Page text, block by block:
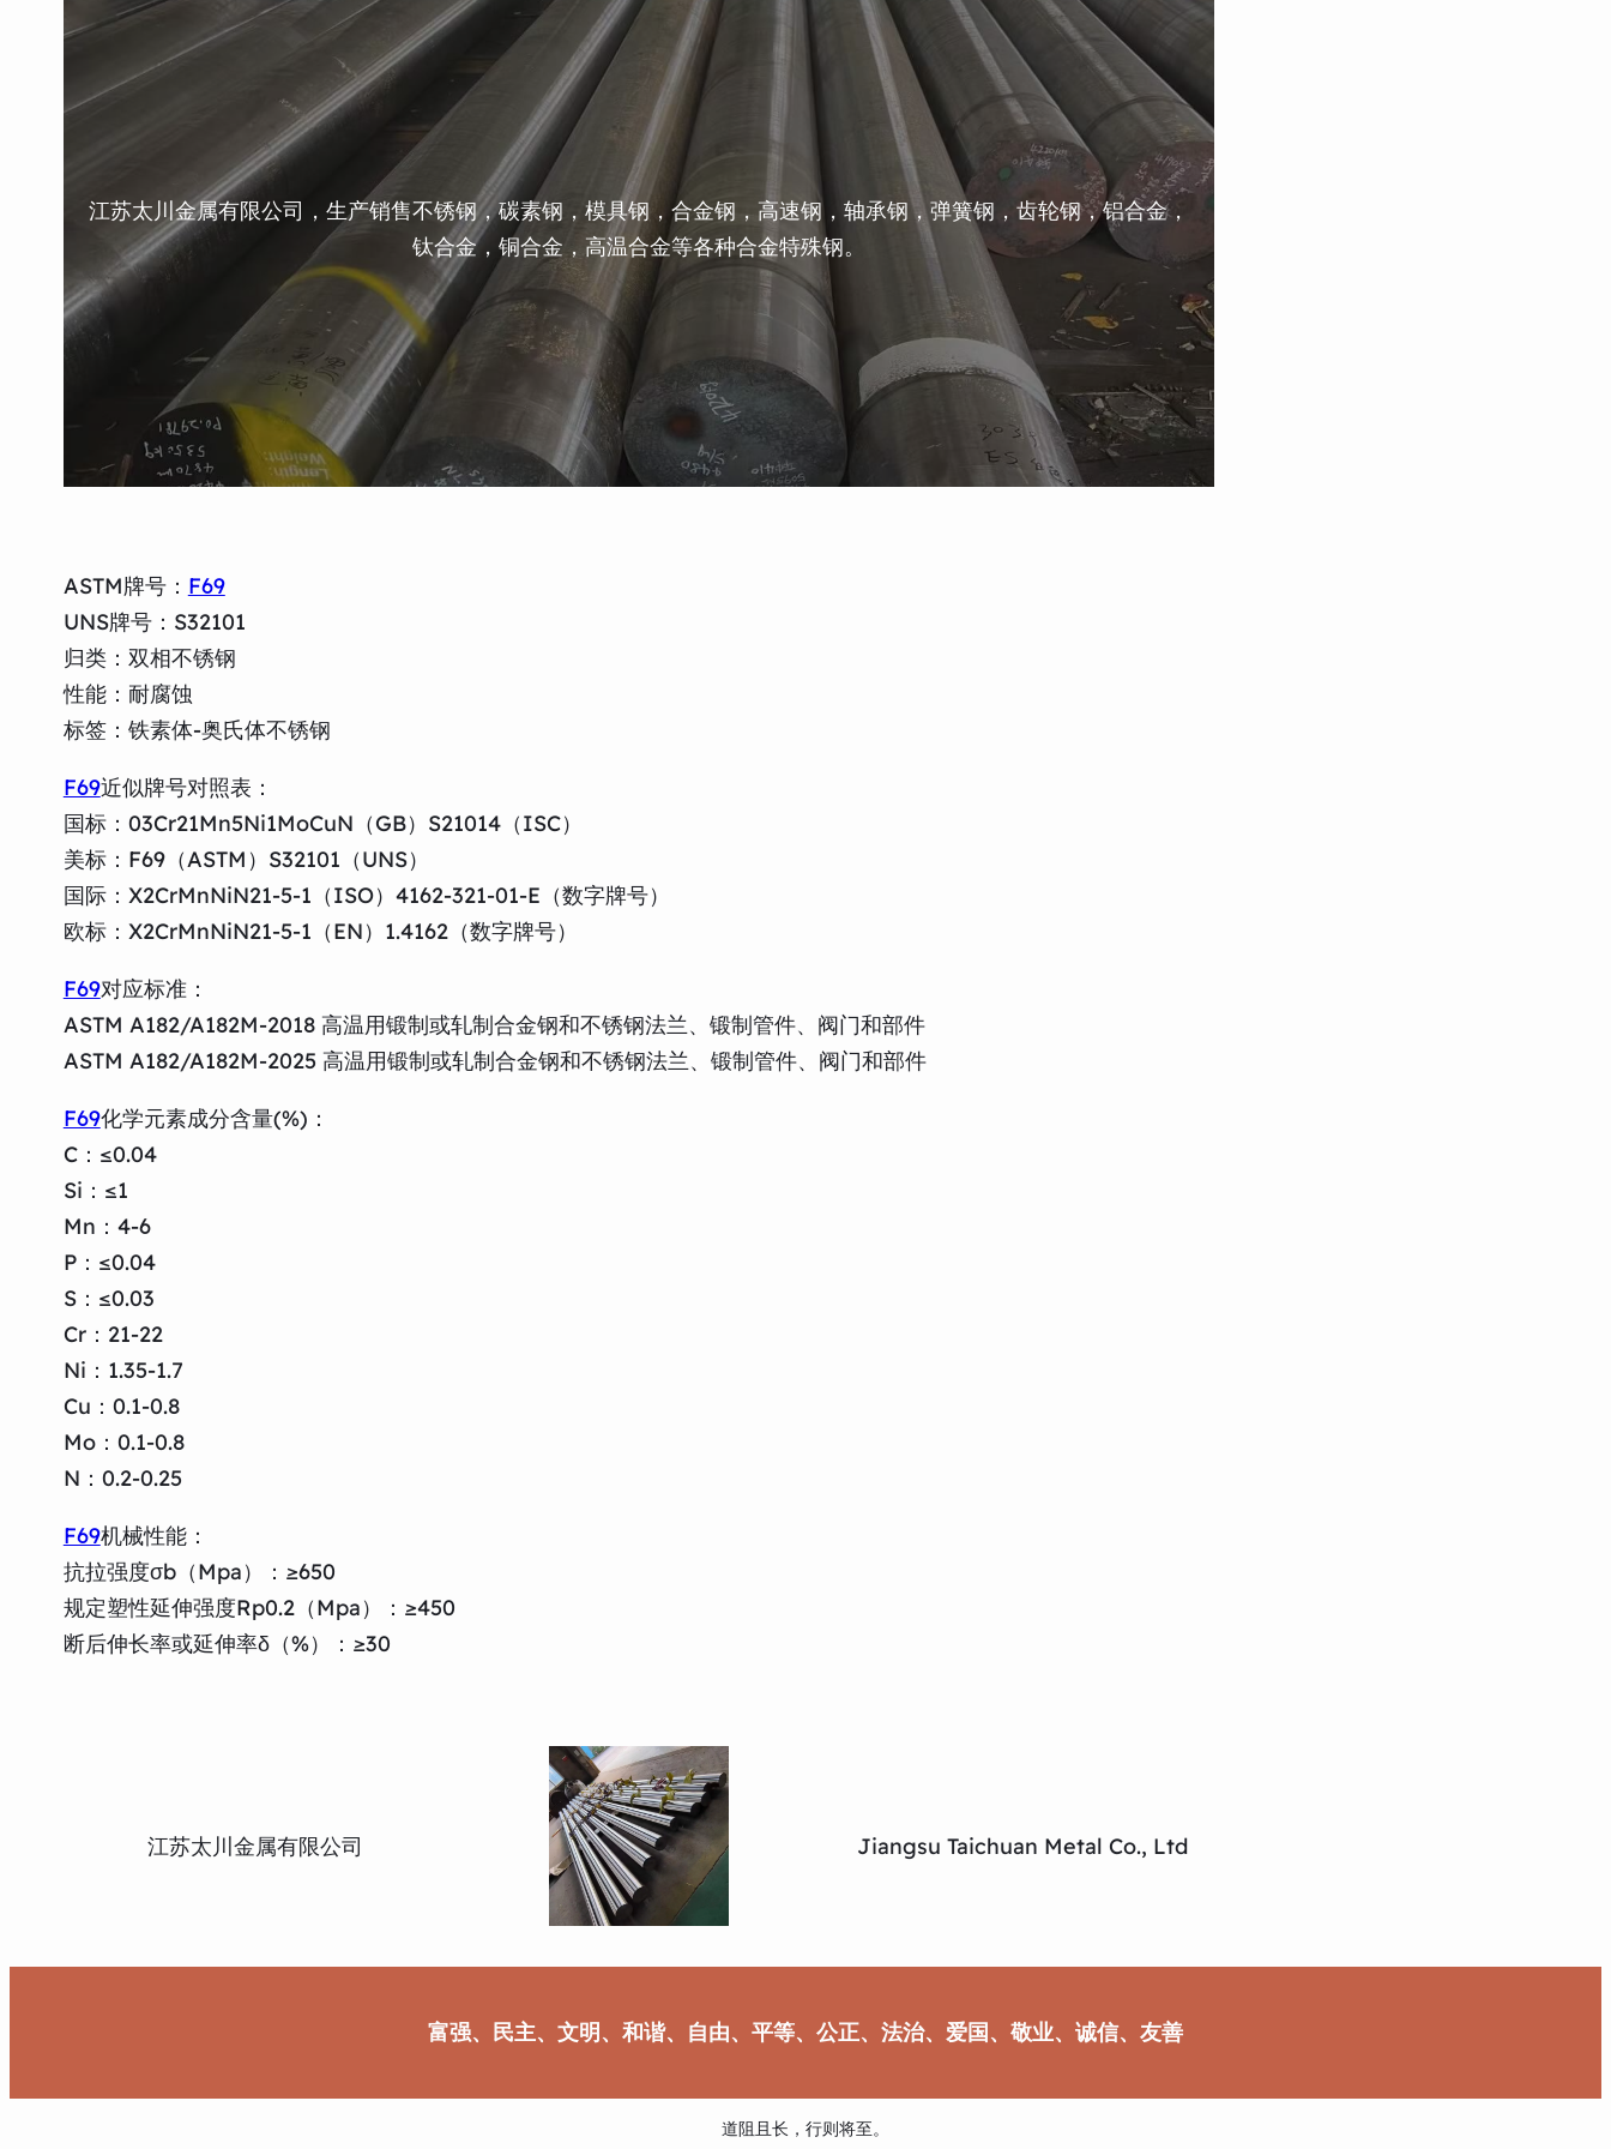
江苏太川金属有限公司，生产销售不锈钢，碳素钢，模具钢，合金钢，高速钢，轴承钢，弹簧钢，齿轮钢，铝合金，
钛合金，铜合金，高温合金等各种合金特殊钢。
ASTM牌号： F69
UNS牌号：S32101
归类：双相不锈钢
性能：耐腐蚀
标签：铁素体-奥氏体不锈钢
F69近似牌号对照表：
国标：03Cr21Mn5Ni1MoCuN（GB）S21014（ISC）
美标：F69（ASTM）S32101（UNS）
国际：X2CrMnNiN21-5-1（ISO）4162-321-01-E（数字牌号）
欧标：X2CrMnNiN21-5-1（EN）1.4162（数字牌号）
F69对应标准：
ASTM A182/A182M-2018 高温用锻制或轧制合金钢和不锈钢法兰、锻制管件、阀门和部件
ASTM A182/A182M-2025 高温用锻制或轧制合金钢和不锈钢法兰、锻制管件、阀门和部件
F69化学元素成分含量(%)：
C：≤0.04
Si：≤1
Mn：4-6
P：≤0.04
S：≤0.03
Cr：21-22
Ni：1.35-1.7
Cu：0.1-0.8
Mo：0.1-0.8
N：0.2-0.25
F69机械性能：
抗拉强度σb（Mpa）：≥650
规定塑性延伸强度Rp0.2（Mpa）：≥450
断后伸长率或延伸率δ（%）：≥30
江苏太川金属有限公司 Jiangsu Taichuan Metal Co., Ltd
富强、民主、文明、和谐、自由、平等、公正、法治、爱国、敬业、诚信、友善
道阻且长，行则将至。